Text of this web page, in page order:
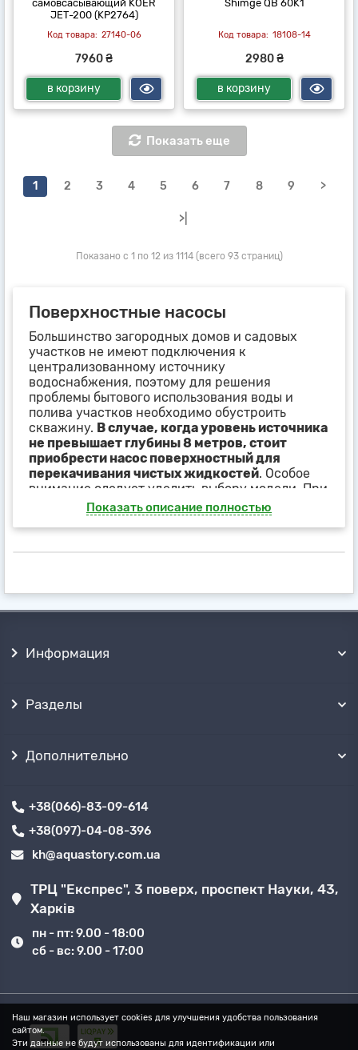
самовсасывающий KOER
JET-200 (KP2764)
27140-06
7960 ₴
в корзину
Shimge QB 60K1
18108-14
2980 ₴
в корзину
Показать еще
1 2 3 4 5 6 7 8 9 >
>|
Показано с 1 по 12 из 1114 (всего 93 страниц)
Поверхностные насосы
Большинство загородных домов и садовых
участков не имеют подключения к
централизованному источнику
водоснабжения, поэтому для решения
проблемы бытового использования воды и
полива участков необходимо обустроить
скважину. В случае, когда уровень источника
не превышает глубины 8 метров, стоит
приобрести насос поверхностный для
перекачивания чистых жидкостей. Особое
внимание следует уделить выбору модели. При
этом нужно учитывать условия эксплуатации,
требуемые показатели мощности,
производительность, время работы и другие
параметры.
Принцип работы
должен находиться в жидкой среде, так как
его корпус легко пропускает влагу внутрь и
водоснабжения, и через входной патрубок к
трубопроводу, ведущему в помещение, или
качественного полива.
Принцип работы поверхностных водяных
давления. На входе в данный насос
формируется перепад давления, который
приводит к засасыванию жидкости внутрь
конструкции. Вакуум внутри рабочих камер
обеспечивает активное всасывание. Однако
присутствия небольшого количества воздуха
внутри шлангов. Данная характеристика
оборудования не позволяет использовать
поверхностные водяные насосы при глубине
Показать описание полностью
Наш магазин использует cookies для улучшения удобства пользования
сайтом.
Эти данные не будут использованы для идентификации или
Информация
Разделы
Дополнительно
+38(066)-83-09-614
+38(097)-04-08-396
kh@aquastory.com.ua
ТРЦ "Експрес", 3 поверх, проспект Науки, 43,
Харків
пн - пт: 9.00 - 18:00
сб - вс: 9.00 - 17:00